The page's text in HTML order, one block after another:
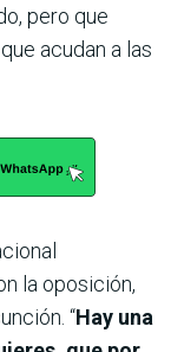
pero que
acudan a las
la oposición,
“Hay una